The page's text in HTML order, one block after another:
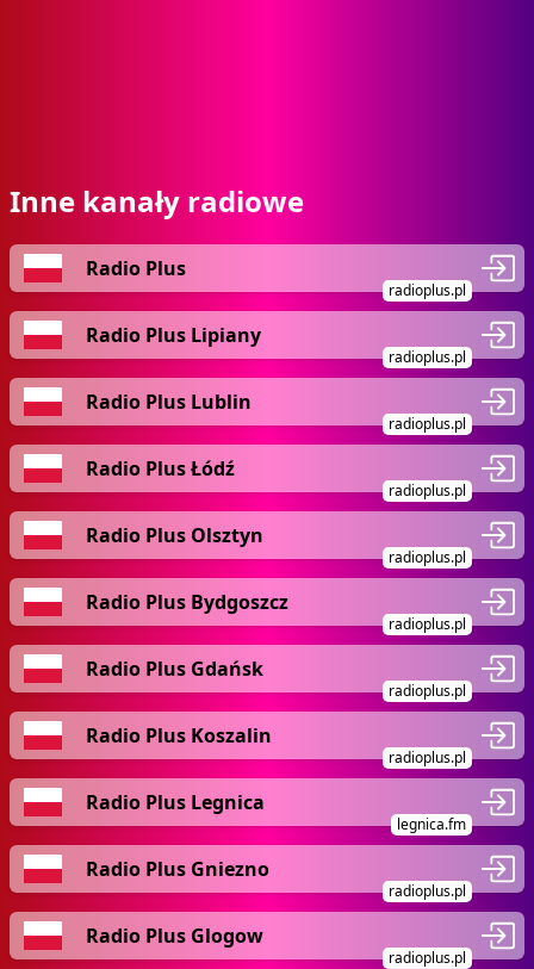
Inne kanały radiowe
Radio Plus
radioplus.pl
Radio Plus Lipiany
radioplus.pl
Radio Plus Lublin
radioplus.pl
Radio Plus Łódź
radioplus.pl
Radio Plus Olsztyn
radioplus.pl
Radio Plus Bydgoszcz
radioplus.pl
Radio Plus Gdańsk
radioplus.pl
Radio Plus Koszalin
radioplus.pl
Radio Plus Legnica
legnica.fm
Radio Plus Gniezno
radioplus.pl
Radio Plus Glogow
radioplus.pl